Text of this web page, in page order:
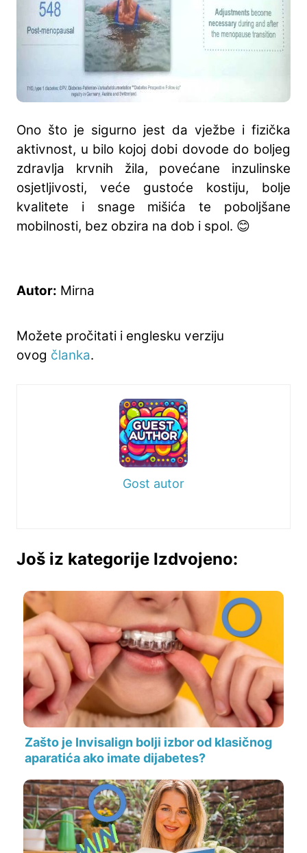
Ono što je sigurno jest da vježbe i fizička
aktivnost, u bilo kojoj dobi dovode do boljeg
zdravlja krvnih žila, povećane inzulinske
osjetljivosti, veće gustoće kostiju, bolje
kvalitete i snage mišića te poboljšane
mobilnosti, bez obzira na dob i spol. 😊
Autor: Mirna
Možete pročitati i englesku verziju
ovog članka.
Gost autor
Još iz kategorije Izdvojeno:
Zašto je Invisalign bolji izbor od klasičnog
aparatića ako imate dijabetes?